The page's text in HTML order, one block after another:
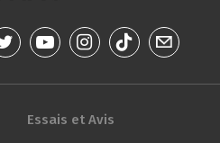
Essais et Avis